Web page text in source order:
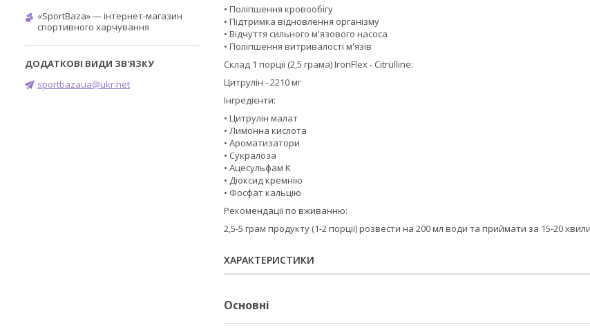
• Поліпшення кровообігу
• Підтримка відновлення організму
• Відчуття сильного м'язового насоса
• Поліпшення витривалості м'язів
Склад 1 порції (2,5 грама) IronFlex - Citrulline:
Цитрулін - 2210 мг
Інгредієнти:
• Цитрулін малат
• Лимонна кислота
• Ароматизатори
• Сукралоза
• Ацесульфам K
• Діоксид кремнію
• Фосфат кальцію
Рекомендації по вживанню:
2,5-5 грам продукту (1-2 порції) розвести на 200 мл води та приймати за 15-20
ХАРАКТЕРИСТИКИ
Основні
«SportBaza» — інтернет-магазин
спортивного харчування
sportbazaua@ukr.net